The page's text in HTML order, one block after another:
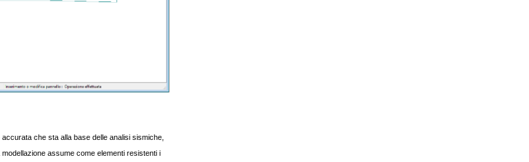
che sta alla base delle analisi sismiche,
assume come elementi resistenti i